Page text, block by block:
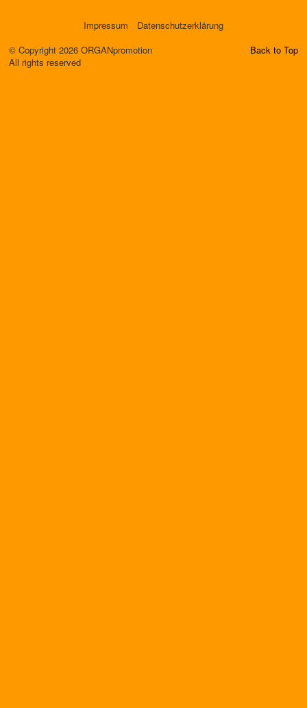
Impressum
Datenschutzerklärung
© Copyright 2026 ORGANpromotion
All rights reserved
Back to Top